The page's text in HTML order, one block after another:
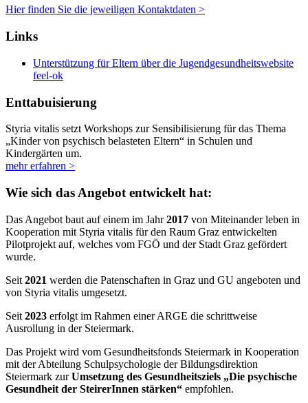
Hier finden Sie die jeweiligen Kontaktdaten >
Links
Unterstützung für Eltern über die Jugendgesundheitswebsite
feel-ok
Enttabuisierung
Styria vitalis setzt Workshops zur Sensibilisierung für das Thema
„Kinder von psychisch belasteten Eltern“ in Schulen und
Kindergärten um.
mehr erfahren >
Wie sich das Angebot entwickelt hat:
Das Angebot baut auf einem im Jahr2017 von Miteinander leben in
Kooperation mit Styria vitalis für den Raum Graz entwickelten
Pilotprojekt auf, welches vom FGÖ und der Stadt Graz gefördert
wurde.
Seit 2021 werden die Patenschaften in Graz und GU angeboten und
von Styria vitalis umgesetzt.
Seit 2023 erfolgt im Rahmen einer ARGE die schrittweise
Ausrollung in der Steiermark.
Das Projekt wird vom Gesundheitsfonds Steiermark in Kooperation
mit der Abteilung Schulpsychologie der Bildungsdirektion
Steiermark zurUmsetzung des Gesundheitsziels „Die psychische
Gesundheit der SteirerInnen stärken“ empfohlen.